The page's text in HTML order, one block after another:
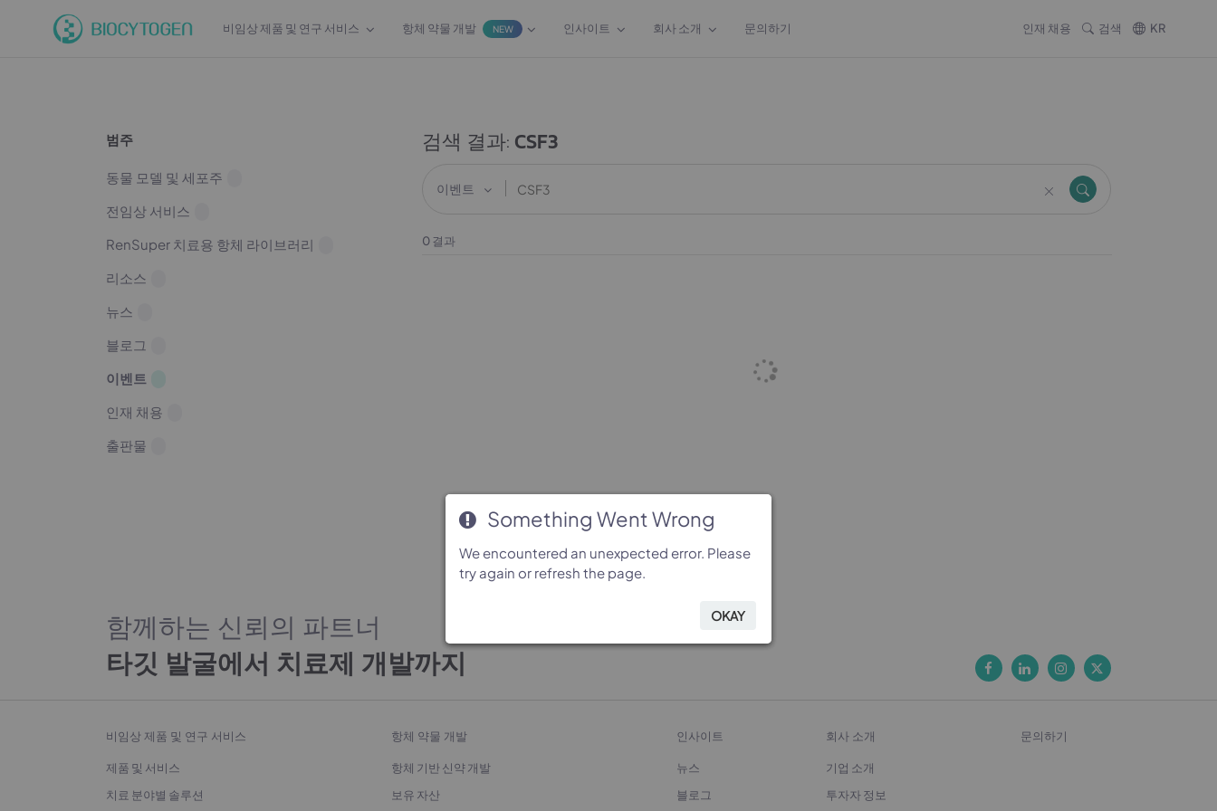
비임상 제품 및 연구 서비스 항체 약물 개발 NEW 인사이트 회사 소개 문의하기 인재 채용 검색 KR
범주
동물 모델 및 세포주
전임상 서비스
RenSuper 치료용 항체 라이브러리
리소스
뉴스
블로그
이벤트
인재 채용
출판물
검색 결과: CSF3
이벤트
0결과
함께하는 신뢰의 파트너
타깃 발굴에서 치료제 개발까지
비임상 제품 및 연구 서비스
제품 및 서비스
치료 분야별 솔루션
항체 약물 개발
항체 기반 신약 개발
보유 자산
인사이트
뉴스
블로그
회사 소개
기업 소개
투자자 정보
문의하기
Something Went Wrong
We encountered an unexpected error. Please
try again or refresh the page.
OKAY
Something Went Wrong
We encountered an unexpected error. Please
try again or refresh the page.
OKAY
Something Went Wrong
We encountered an unexpected error. Please
try again or refresh the page.
OKAY
Something Went Wrong
We encountered an unexpected error. Please
try again or refresh the page.
OKAY